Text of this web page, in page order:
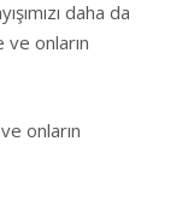
daha da
onların
onların